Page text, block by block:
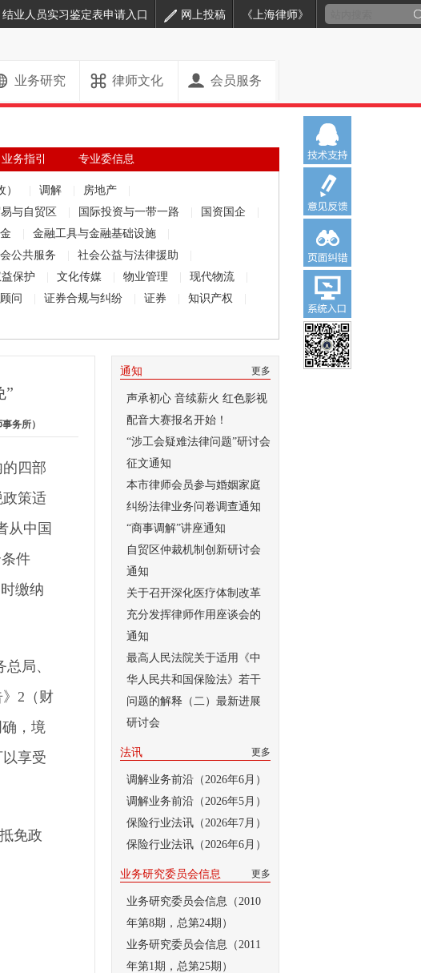
结业人员实习鉴定表申请入口 网上投稿 《上海律师》
业务研究 律师文化 会员服务
业务指引
专业委信息
） 调解 房地产
与自贸区 国际投资与一带一路 国资国企
金融工具与金融基础设施
公共服务 社会公益与法律援助
保护 文化传媒 物业管理 现代物流
问 证券合规与纠纷 证券 知识产权
”
务所）
四部
策适
从中国
件
缴纳
局、
2（财
，境
享受
免政
更多
通知
声承初心 音续薪火 红色影视
配音大赛报名开始！
“涉工会疑难法律问题”研讨会
征文通知
本市律师会员参与婚姻家庭
纠纷法律业务问卷调查通知
“商事调解”讲座通知
自贸区仲裁机制创新研讨会
通知
关于召开深化医疗体制改革
充分发挥律师作用座谈会的
通知
最高人民法院关于适用《中
华人民共和国保险法》若干
问题的解释（二）最新进展
研讨会
更多
法讯
调解业务前沿（2026年6月）
调解业务前沿（2026年5月）
保险行业法讯（2026年7月）
保险行业法讯（2026年6月）
更多
业务研究委员会信息
业务研究委员会信息（2010
年第8期，总第24期）
业务研究委员会信息（2011
年第1期，总第25期）